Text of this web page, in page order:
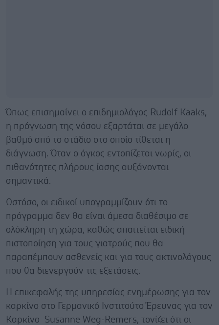
Όπως επισημαίνει ο επιδημιολόγος Rudolf Kaaks,
η πρόγνωση της νόσου εξαρτάται σε μεγάλο
βαθμό από το στάδιο στο οποίο τίθεται η
διάγνωση. Όταν ο όγκος εντοπίζεται νωρίς, οι
πιθανότητες πλήρους ίασης αυξάνονται
σημαντικά.
Ωστόσο, οι ειδικοί υπογραμμίζουν ότι το
πρόγραμμα δεν θα είναι άμεσα διαθέσιμο σε
ολόκληρη τη χώρα, καθώς απαιτείται ειδική
πιστοποίηση για τους γιατρούς που θα
παραπέμπουν ασθενείς και για τους ακτινολόγους
που θα διενεργούν τις εξετάσεις.
Η επικεφαλής της υπηρεσίας ενημέρωσης για τον
καρκίνο στο Γερμανικό Ινστιτούτο Έρευνας για τον
Καρκίνο Susanne Weg-Remers, τονίζει ότι οι